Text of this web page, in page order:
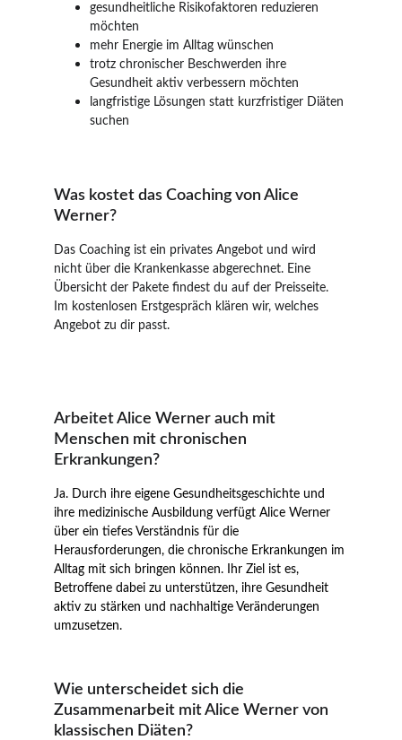
gesundheitliche Risikofaktoren reduzieren
möchten
mehr Energie im Alltag wünschen
trotz chronischer Beschwerden ihre
Gesundheit aktiv verbessern möchten
langfristige Lösungen statt kurzfristiger Diäten
suchen
Arbeitet Alice Werner auch mit
Menschen mit chronischen
Erkrankungen?
Ja. Durch ihre eigene Gesundheitsgeschichte und
ihre medizinische Ausbildung verfügt Alice Werner
über ein tiefes Verständnis für die
Herausforderungen, die chronische Erkrankungen im
Alltag mit sich bringen können. Ihr Ziel ist es,
Betroffene dabei zu unterstützen, ihre Gesundheit
aktiv zu stärken und nachhaltige Veränderungen
umzusetzen.
Was kostet das Coaching von Alice
Werner?
Das Coaching ist ein privates Angebot und wird
nicht über die Krankenkasse abgerechnet. Eine
Übersicht der Pakete findest du auf der Preisseite.
Im kostenlosen Erstgespräch klären wir, welches
Angebot zu dir passt.
Wie unterscheidet sich die
Zusammenarbeit mit Alice Werner von
klassischen Diäten?